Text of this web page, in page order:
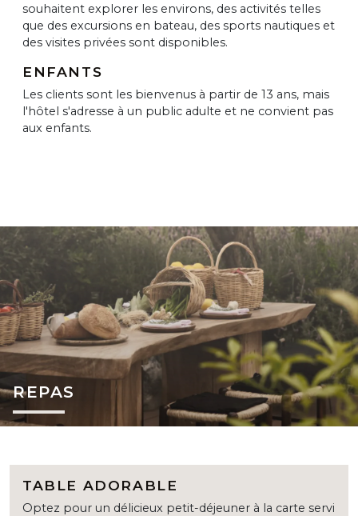
souhaitent explorer les environs, des activités telles
que des excursions en bateau, des sports nautiques et
des visites privées sont disponibles.
ENFANTS
Les clients sont les bienvenus à partir de 13 ans, mais
l'hôtel s'adresse à un public adulte et ne convient pas
aux enfants.
REPAS
TABLE ADORABLE
Optez pour un délicieux petit-déjeuner à la carte servi